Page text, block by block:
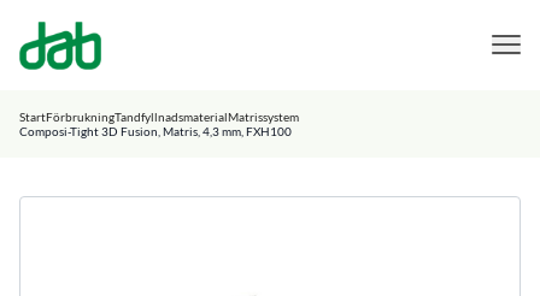
DAB Dental
StartFörbrukningTandfyllnadsmaterialMatrissystem
Composi-Tight 3D Fusion, Matris, 4,3 mm, FXH100